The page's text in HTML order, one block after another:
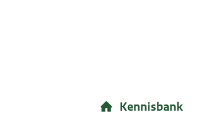
Kennisbank